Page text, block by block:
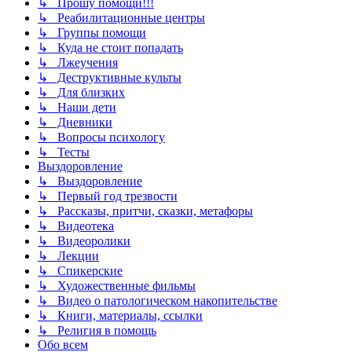
↳ Реабилитационные центры
↳ Группы помощи
↳ Куда не стоит попадать
↳ Лжеучения
↳ Деструктивные культы
↳ Для близких
↳ Наши дети
↳ Дневники
↳ Вопросы психологу
↳ Тесты
Выздоровление
↳ Выздоровление
↳ Первый год трезвости
↳ Рассказы, притчи, сказки, метафоры
↳ Видеотека
↳ Видеоролики
↳ Лекции
↳ Спикерские
↳ Художественные фильмы
↳ Видео о патологическом накопительстве
↳ Книги, материалы, ссылки
↳ Религия в помощь
Обо всем